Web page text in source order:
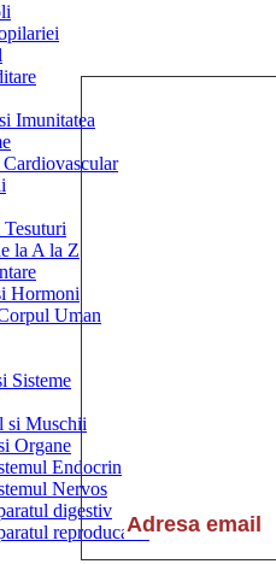
Imunitatea
Cardiovascular
la A la Z
Hormoni
Uman
Sisteme
si Muschii
Organe
Endocrin
Nervos
digestiv
reproducator